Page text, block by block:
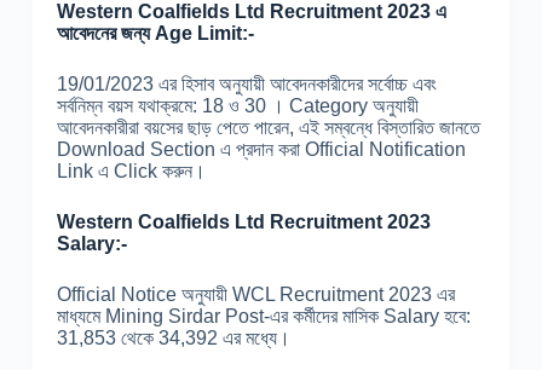
Western Coalfields Ltd Recruitment 2023 এ
আবেদনের জন্য Age Limit:-
19/01/2023 এর হিসাব অনুযায়ী আবেদনকারীদের সর্বোচ্চ এবং
সর্বনিম্ন বয়স যথাক্রমে: 18 ও 30 । Category অনুযায়ী
আবেদনকারীরা বয়সের ছাড় পেতে পারেন, এই সম্বন্ধে বিস্তারিত জানতে
Download Section এ প্রদান করা Official Notification
Link এ Click করুন।
Western Coalfields Ltd Recruitment 2023
Salary:-
Official Notice অনুযায়ী WCL Recruitment 2023 এর
মাধ্যমে Mining Sirdar Post-এর কর্মীদের মাসিক Salary হবে:
31,853 থেকে 34,392 এর মধ্যে।